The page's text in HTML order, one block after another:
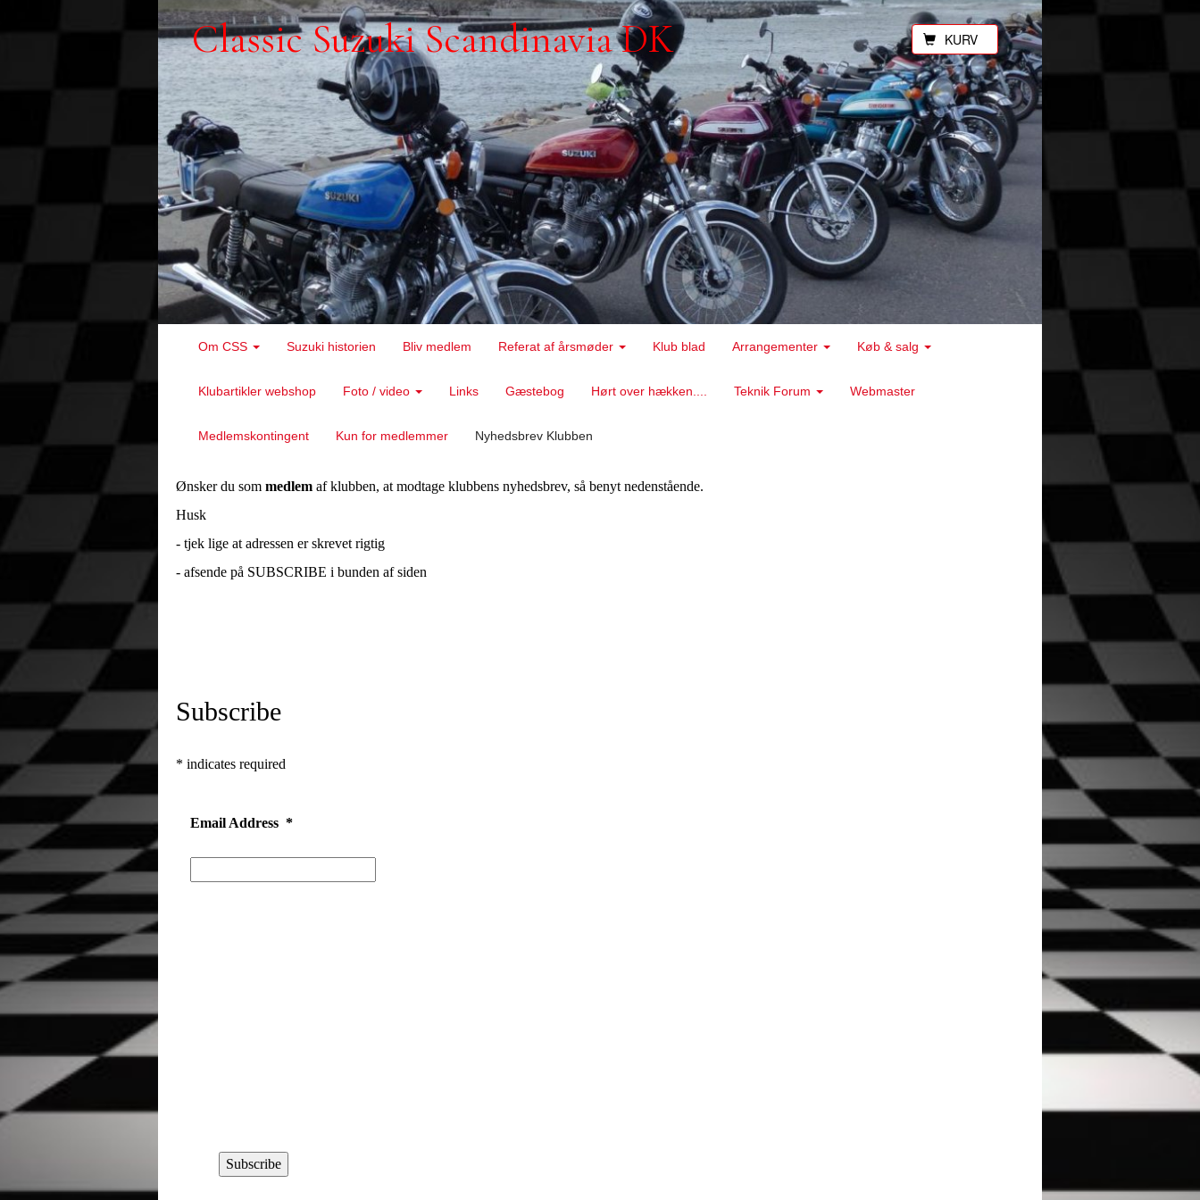
KURV
Classic Suzuki Scandinavia DK
Om CSS Suzuki historien Bliv medlem Referat af årsmøder Klub blad Arrangementer Køb & salg
Klubartikler webshop Foto / video Links Gæstebog Hørt over hækken.... Teknik Forum Webmaster
Medlemskontingent Kun for medlemmer Nyhedsbrev Klubben
Ønsker du som medlem af klubben, at modtage klubbens nyhedsbrev, så benyt nedenstående.
Husk
- tjek lige at adressen er skrevet rigtig
- afsende på SUBSCRIBE i bunden af siden
Subscribe
* indicates required
Email Address *